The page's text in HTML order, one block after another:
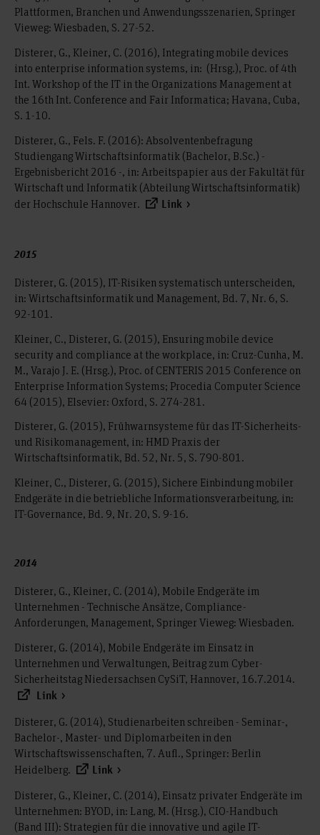
Plattformen, Branchen und Anwendungsszenarien, Springer
Vieweg: Wiesbaden, S. 27-52.
Disterer, G., Kleiner, C. (2016), Integrating mobile devices
into enterprise information systems, in: (Hrsg.), Proc. of 4th
Int. Workshop of the IT in the Organizations Management at
the 16th Int. Conference and Fair Informatica; Havana, Cuba,
S. 1-10.
Disterer, G., Fels. F. (2016): Absolventenbefragung
Studiengang Wirtschaftsinformatik (Bachelor, B.Sc.) -
Ergebnisbericht 2016 -, in: Arbeitspapier aus der Fakultät für
Wirtschaft und Informatik (Abteilung Wirtschaftsinformatik)
der Hochschule Hannover.
Link
2015
Disterer, G. (2015), IT-Risiken systematisch unterscheiden,
in: Wirtschaftsinformatik und Management, Bd. 7, Nr. 6, S.
92-101.
Kleiner, C., Disterer, G. (2015), Ensuring mobile device
security and compliance at the workplace, in: Cruz-Cunha, M.
M., Varajo J. E. (Hrsg.), Proc. of CENTERIS 2015 Conference on
Enterprise Information Systems; Procedia Computer Science
64 (2015), Elsevier: Oxford, S. 274-281.
Disterer, G. (2015), Frühwarnsysteme für das IT-Sicherheits-
und Risikomanagement, in: HMD Praxis der
Wirtschaftsinformatik, Bd. 52, Nr. 5, S. 790-801.
Kleiner, C., Disterer, G. (2015), Sichere Einbindung mobiler
Endgeräte in die betriebliche Informationsverarbeitung, in:
IT-Governance, Bd. 9, Nr. 20, S. 9-16.
2014
Disterer, G., Kleiner, C. (2014), Mobile Endgeräte im
Unternehmen - Technische Ansätze, Compliance-
Anforderungen, Management, Springer Vieweg: Wiesbaden.
Disterer, G. (2014), Mobile Endgeräte im Einsatz in
Unternehmen und Verwaltungen, Beitrag zum Cyber-
Sicherheitstag Niedersachsen CySiT, Hannover, 16.7.2014.
Link
Disterer, G. (2014), Studienarbeiten schreiben - Seminar-,
Bachelor-, Master- und Diplomarbeiten in den
Wirtschaftswissenschaften, 7. Aufl., Springer: Berlin
Heidelberg.
Link
Disterer, G., Kleiner, C. (2014), Einsatz privater Endgeräte im
Unternehmen: BYOD, in: Lang, M. (Hrsg.), CIO-Handbuch
(Band III): Strategien für die innovative und agile IT-